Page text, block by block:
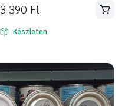
3 390 Ft
Készleten